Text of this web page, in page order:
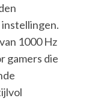
1000 Hz
gamers die